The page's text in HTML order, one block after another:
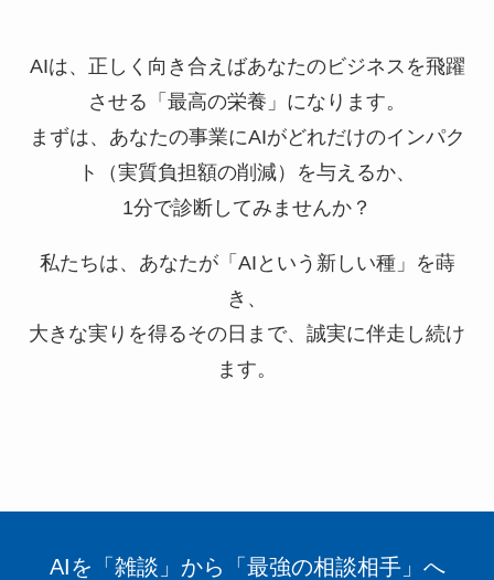
AIは、正しく向き合えばあなたのビジネスを飛躍
させる「最高の栄養」になります。
まずは、あなたの事業にAIがどれだけのインパク
ト（実質負担額の削減）を与えるか、
1分で診断してみませんか？
私たちは、あなたが「AIという新しい種」を蒔
き、
大きな実りを得るその日まで、誠実に伴走し続け
ます。
AIを「雑談」から「最強の相談相手」へ